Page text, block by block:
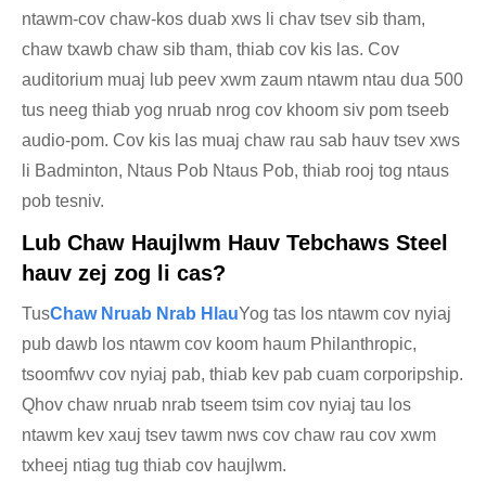
ntawm-cov chaw-kos duab xws li chav tsev sib tham,
chaw txawb chaw sib tham, thiab cov kis las. Cov
auditorium muaj lub peev xwm zaum ntawm ntau dua 500
tus neeg thiab yog nruab nrog cov khoom siv pom tseeb
audio-pom. Cov kis las muaj chaw rau sab hauv tsev xws
li Badminton, Ntaus Pob Ntaus Pob, thiab rooj tog ntaus
pob tesniv.
Lub Chaw Haujlwm Hauv Tebchaws Steel
hauv zej zog li cas?
TusChaw Nruab Nrab HlauYog tas los ntawm cov nyiaj
pub dawb los ntawm cov koom haum Philanthropic,
tsoomfwv cov nyiaj pab, thiab kev pab cuam corporipship.
Qhov chaw nruab nrab tseem tsim cov nyiaj tau los
ntawm kev xauj tsev tawm nws cov chaw rau cov xwm
txheej ntiag tug thiab cov haujlwm.